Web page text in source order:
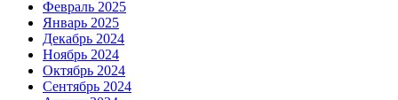
Февраль 2025
Январь 2025
Декабрь 2024
Ноябрь 2024
Октябрь 2024
Сентябрь 2024